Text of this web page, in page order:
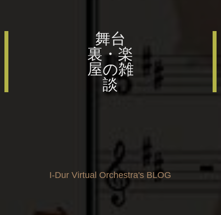
舞台
裏・楽
屋の雑
談
I-Dur Virtual Orchestra's BLOG